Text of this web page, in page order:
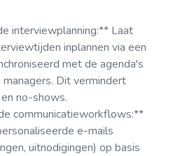
interviewplanning:** Laat
inplannen via een
met de agenda's
managers. Dit vermindert
no-shows.
communicatieworkflows:**
e-mails
uitnodigingen) op basis